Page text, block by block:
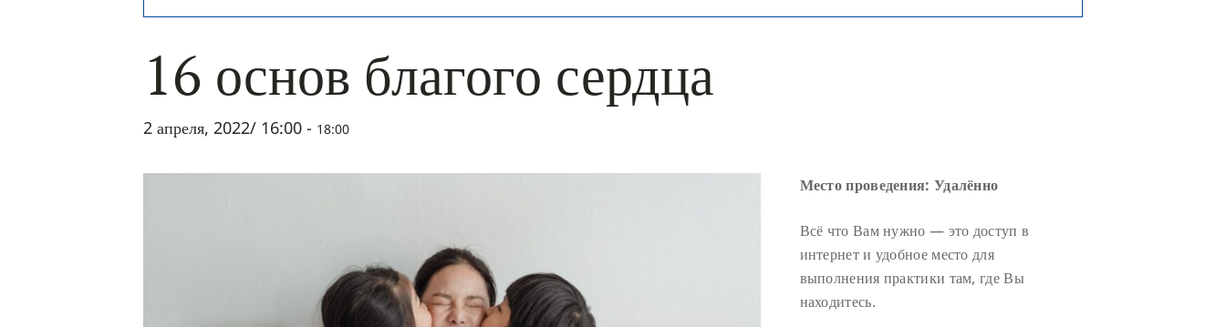
16 основ благого сердца
2 апреля, 2022/ 16:00 - 18:00
Место проведения: Удалённо
Всё что Вам нужно — это доступ в
интернет и удобное место для
выполнения практики там, где Вы
находитесь.